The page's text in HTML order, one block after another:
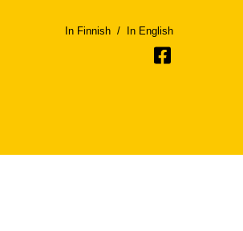
In Finnish / In English